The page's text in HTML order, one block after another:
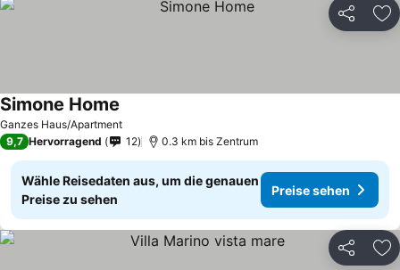
Teilen
Ganzes Haus/Apartment
Simone Home
9,7 Hervorragend 12 0.3 km bis Zentrum
Wähle Reisedaten aus, um die genauen
Preise zu sehen
Preise sehen
Teilen